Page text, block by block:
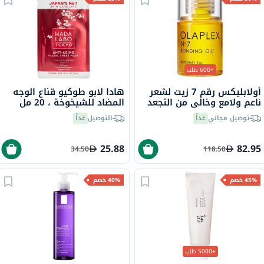
+600 طلب
أولابليكس رقم 7 زيت لشعر
ناعم ولامع وخالي من التجعد
30 ملتوصيل مجانيغداً
82.95
118.50
هادا لابو طوكيو قناع الوجه
المضاد للشيخوخة ، 20 مل
التوصيلغداً
25.88
34.50
45% خصم
+5000 طلب
40% خصم